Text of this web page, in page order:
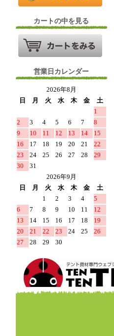
カートの中を見る
営業日カレンダー
2026年8月
日
月 火 水 木 金
土
1
2
3 4 5 6 7
8
9
10 11 12 13 14
15
16
17 18 19 20 21
22
23
24 25 26 27 28
29
30
31
2026年9月
日
月 火 水 木 金
土
1
2 3 4
5
6
7 8 9 10 11
12
13
14 15 16 17 18
19
20
21 22 23 24 25
26
27
28 29 30